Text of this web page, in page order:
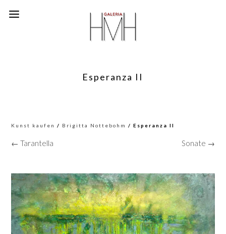
Esperanza II
Kunst kaufen / Brigitta Nottebohm / Esperanza II
← Tarantella Sonate →